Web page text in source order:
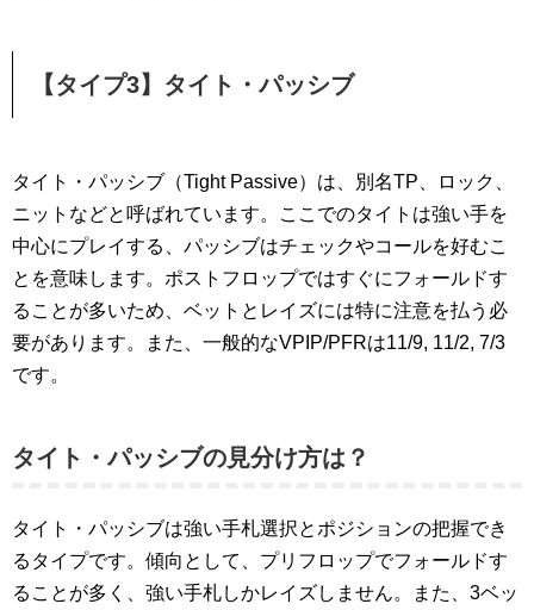
【タイプ3】タイト・パッシブ
タイト・パッシブ（Tight Passive）は、別名TP、ロック、
ニットなどと呼ばれています。ここでのタイトは強い手を
中心にプレイする、パッシブはチェックやコールを好むこ
とを意味します。ポストフロップではすぐにフォールドす
ることが多いため、ベットとレイズには特に注意を払う必
要があります。また、一般的なVPIP/PFRは11/9, 11/2, 7/3
です。
タイト・パッシブの見分け方は？
タイト・パッシブは強い手札選択とポジションの把握でき
るタイプです。傾向として、プリフロップでフォールドす
ることが多く、強い手札しかレイズしません。また、3ベッ